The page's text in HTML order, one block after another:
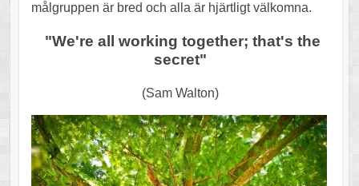
målgruppen är bred och alla är hjärtligt välkomna.
"We're all working together; that's the
secret"
(Sam Walton)